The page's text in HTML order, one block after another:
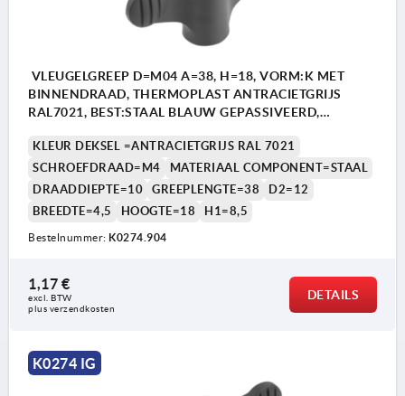
VLEUGELGREEP D=M04 A=38, H=18, VORM:K MET
BINNENDRAAD, THERMOPLAST ANTRACIETGRIJS
RAL7021, BEST:STAAL BLAUW GEPASSIVEERD,
KLEUR DEKSEL =ANTRACIETGRIJS RAL 7021
SCHROEFDRAAD=M4
MATERIAAL COMPONENT=STAAL
DRAADDIEPTE=10
GREEPLENGTE=38
D2=12
BREEDTE=4,5
HOOGTE=18 H1=8,5
Bestelnummer: K0274.904
1,17 €
excl. BTW
plus verzendkosten
DETAILS
K0274 IG